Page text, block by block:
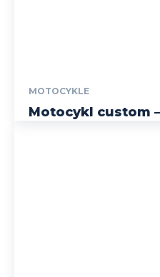
MOTOCYKLE
Motocykl custom